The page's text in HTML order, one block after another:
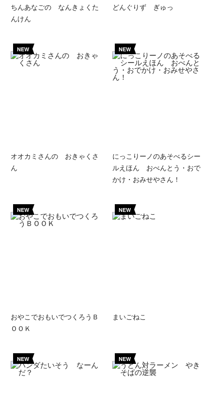
ちんあなごの なんきょくた
んけん
どんぐりず ぎゅっ
NEW
オオカミさんの おきゃくさ
ん
NEW
にっこりーノのあそべるシー
ルえほん おべんとう・おで
かけ・おみせやさん！
NEW
おやこでおもいでつくろうＢ
ＯＯＫ
NEW
まいごねこ
NEW NEW